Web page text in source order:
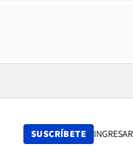
SUSCRÍBETE INGRESAR